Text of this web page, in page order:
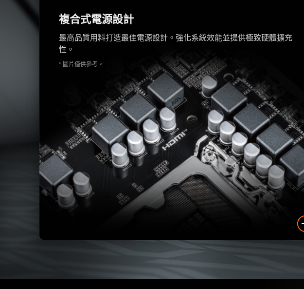
複合式電源設計
最高品質用料打造最佳電源設計。強化系統效能並提供極致硬體擴充
性。
* 圖片僅供參考。